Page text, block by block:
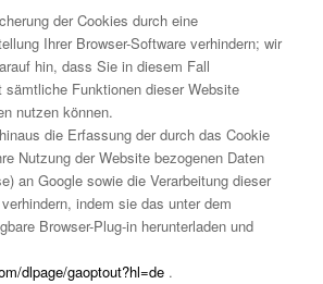
der Cookies durch eine
Ihrer Browser-Software verhindern; wir
hin, dass Sie in diesem Fall
sämtliche Funktionen dieser Website
nutzen können.
die Erfassung der durch das Cookie
Nutzung der Website bezogenen Daten
an Google sowie die Verarbeitung dieser
indem sie das unter dem
Browser-Plug-in herunterladen und
dlpage/gaoptout?hl=de .